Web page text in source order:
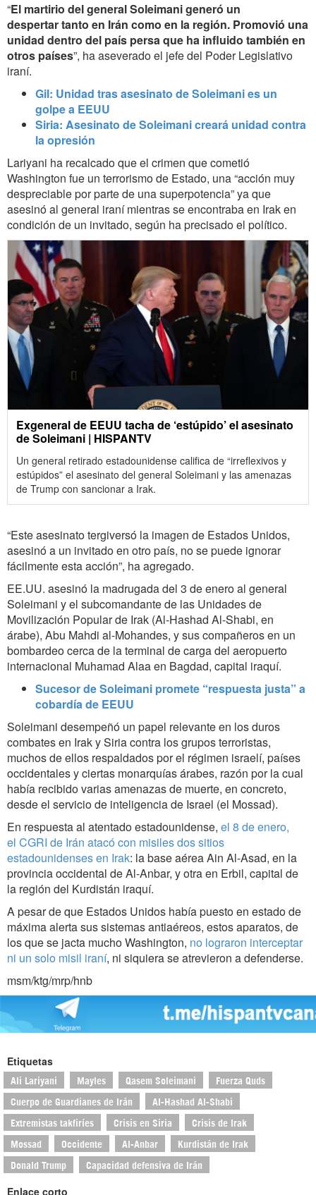
“El martirio del general Soleimani generó un
despertar tanto en Irán como en la región. Promovió una
unidad dentro del país persa que ha influido también en
otros países”, ha aseverado el jefe del Poder Legislativo
iraní.
Gil: Unidad tras asesinato de Soleimani es un
golpe a EEUU
Siria: Asesinato de Soleimani creará unidad contra
la opresión
Lariyani ha recalcado que el crimen que cometió
Washington fue un terrorismo de Estado, una “acción muy
despreciable por parte de una superpotencia” ya que
asesinó al general iraní mientras se encontraba en Irak en
condición de un invitado, según ha precisado el político.
Exgeneral de EEUU tacha de ‘estúpido’ el asesinato
de Soleimani | HISPANTV
Un general retirado estadounidense califica de “irreflexivos y
estúpidos” el asesinato del general Soleimani y las amenazas
de Trump con sancionar a Irak.
“Este asesinato tergiversó la imagen de Estados Unidos,
asesinó a un invitado en otro país, no se puede ignorar
fácilmente esta acción”, ha agregado.
EE.UU. asesinó la madrugada del 3 de enero al general
Soleimani y el subcomandante de las Unidades de
Movilización Popular de Irak (Al-Hashad Al-Shabi, en
árabe), Abu Mahdi al-Mohandes, y sus compañeros en un
bombardeo cerca de la terminal de carga del aeropuerto
internacional Muhamad Alaa en Bagdad, capital iraquí.
Sucesor de Soleimani promete “respuesta justa” a
cobardía de EEUU
Soleimani desempeñó un papel relevante en los duros
combates en Irak y Siria contra los grupos terroristas,
muchos de ellos respaldados por el régimen israelí, países
occidentales y ciertas monarquías árabes, razón por la cual
había recibido varias amenazas de muerte, en concreto,
desde el servicio de inteligencia de Israel (el Mossad).
En respuesta al atentado estadounidense, el 8 de enero,
el CGRI de Irán atacó con misiles dos sitios
estadounidenses en Irak: la base aérea Ain Al-Asad, en la
provincia occidental de Al-Anbar, y otra en Erbil, capital de
la región del Kurdistán iraquí.
A pesar de que Estados Unidos había puesto en estado de
máxima alerta sus sistemas antiaéreos, estos aparatos, de
los que se jacta mucho Washington, no lograron interceptar
ni un solo misil iraní, ni siquiera se atrevieron a defenderse.
msm/ktg/mrp/hnb
Etiquetas
Ali Lariyani Mayles Qasem Soleimani Fuerza Quds
Cuerpo de Guardianes de Irán Al-Hashad Al-Shabi
Extremistas takfiríes Crisis en Siria Crisis de Irak
Mossad Occidente Al-Anbar Kurdistán de Irak
Donald Trump Capacidad defensiva de Irán
Enlace corto